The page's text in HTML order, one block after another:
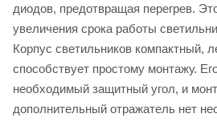
диодов, предотвращая перегрев.
увеличения срока работы
Корпус светильников компактный,
способствует простому монтажу.
необходимый защитный угол, и
дополнительный отражатель нет